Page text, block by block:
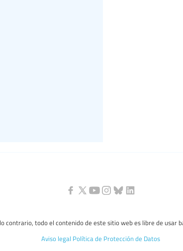
contrario, todo el contenido de este sitio web es libre de usar
Aviso legal Política de Protección de Datos